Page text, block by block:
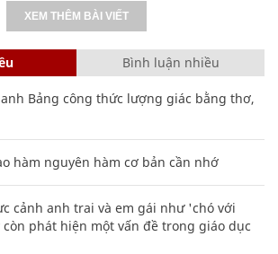
XEM THÊM BÀI VIẾT
Bình luận nhiều
Bảng công thức lượng giác bằng thơ,
hàm nguyên hàm cơ bản cần nhớ
cảnh anh trai và em gái như 'chó với
phát hiện một vấn đề trong giáo dục